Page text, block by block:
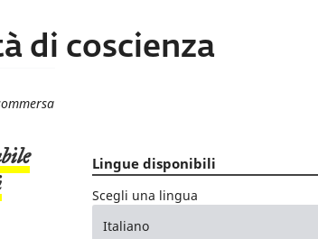
di coscienza
Lingue disponibili
Scegli una lingua